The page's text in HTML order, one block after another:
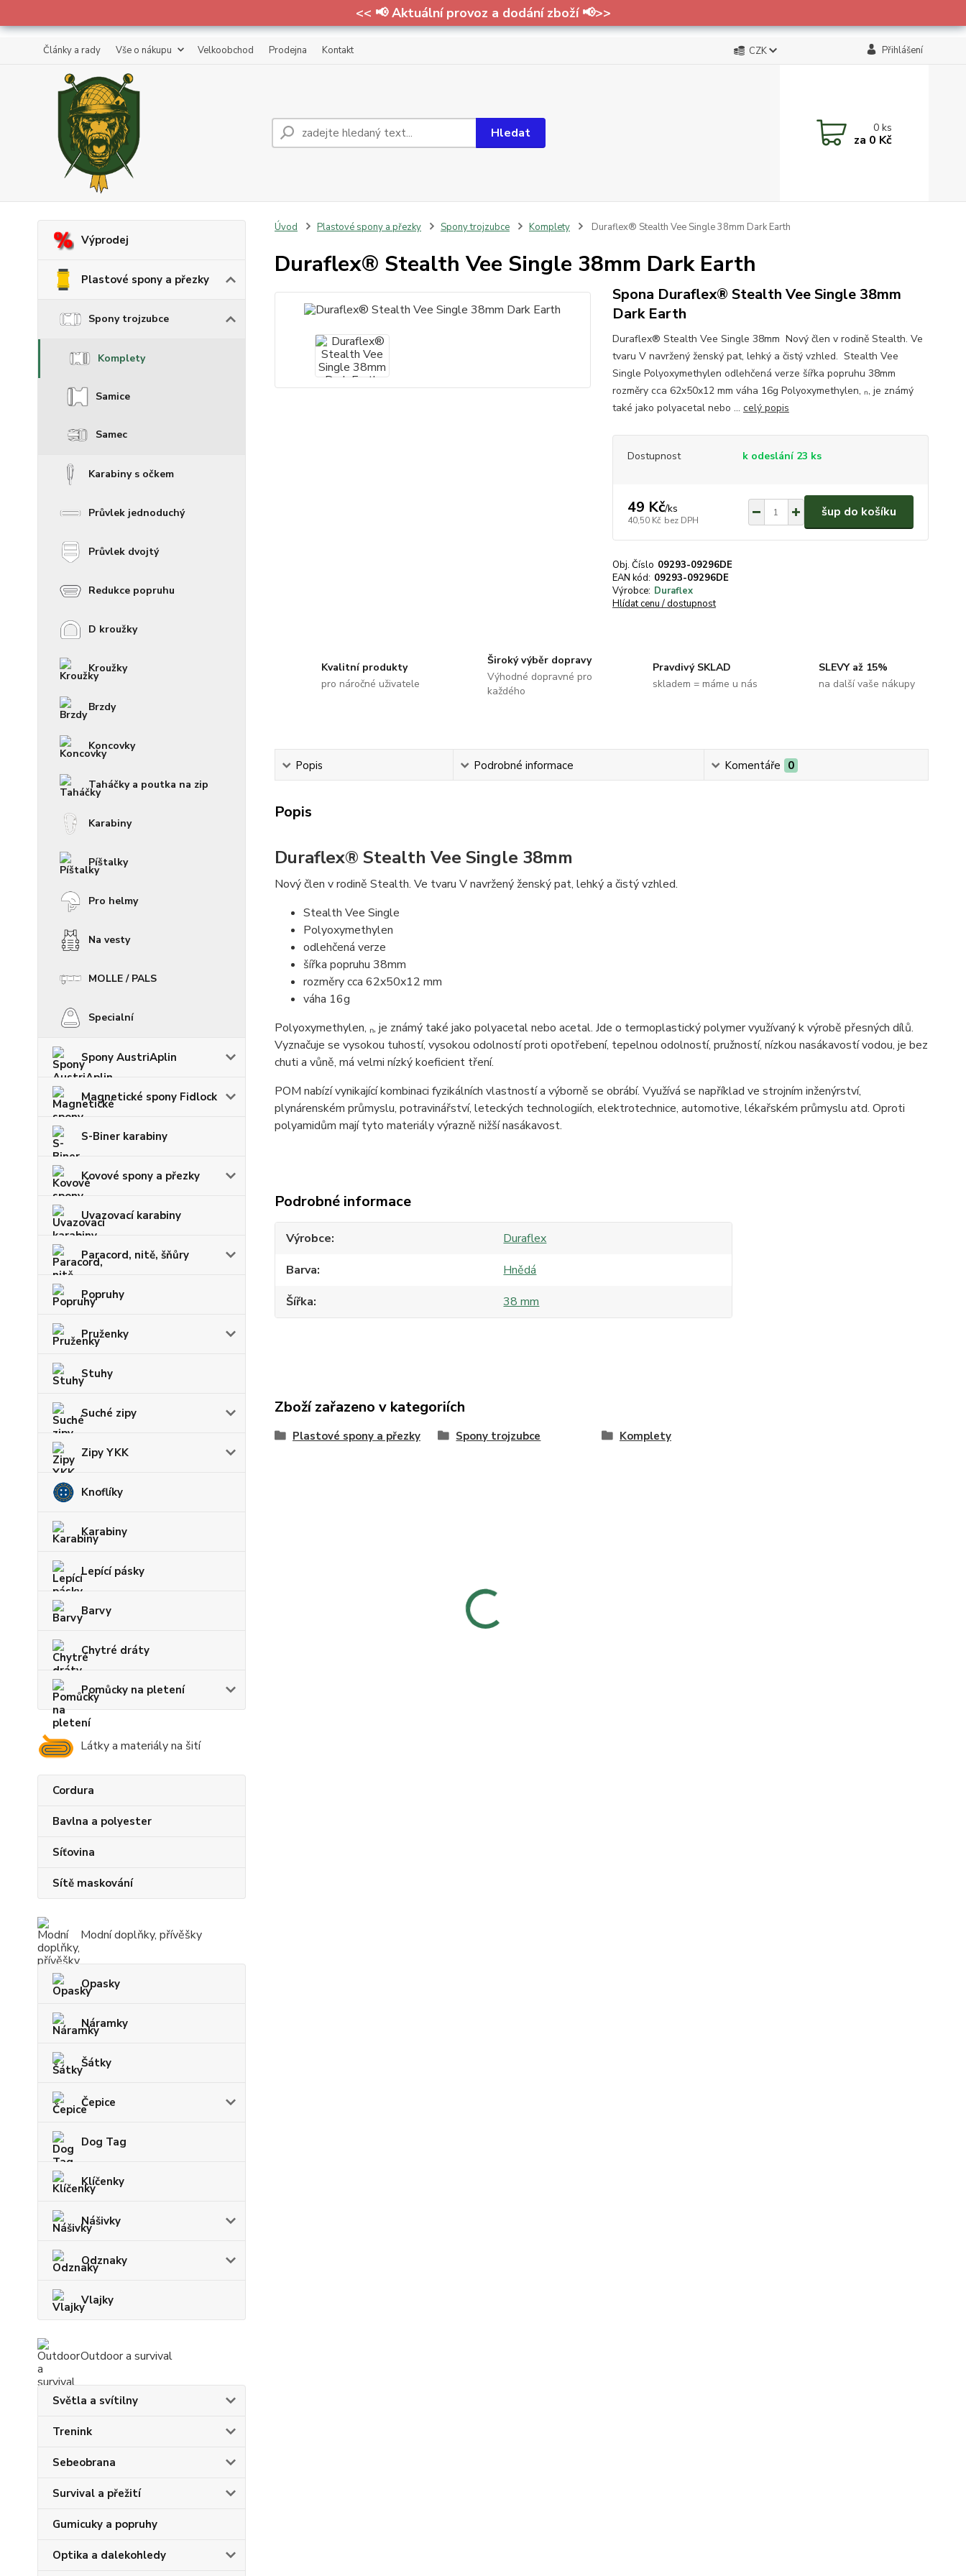
<< 📢 Aktuální provoz a dodání zboží 📢>>
Články a rady Vše o nákupu Velkoobchod Prodejna Kontakt CZK Přihlášení
Hledat 0ks
za 0 Kč
Výprodej
Plastové spony a přezky
Spony trojzubce
Komplety
Samice
Samec
Karabiny s očkem
Průvlek jednoduchý
Průvlek dvojtý
Redukce popruhu
D kroužky
Kroužky
Brzdy
Koncovky
Taháčky a poutka na zip
Karabiny
Píštalky
Pro helmy
Na vesty
MOLLE / PALS
Specialní
Spony AustriAplin
Magnetické spony Fidlock
S-Biner karabiny
Kovové spony a přezky
Uvazovací karabiny
Paracord, nitě, šňůry
Popruhy
Pruženky
Stuhy
Suché zipy
Zipy YKK
Knoflíky
Karabiny
Lepící pásky
Barvy
Chytré dráty
Pomůcky na pletení
Látky a materiály na šití
Cordura
Bavlna a polyester
Síťovina
Sítě maskování
Modní doplňky, přívěšky
Opasky
Náramky
Šátky
Čepice
Dog Tag
Klíčenky
Nášivky
Odznaky
Vlajky
Outdoor a survival
Světla a svítilny
Trenink
Sebeobrana
Survival a přežití
Gumicuky a popruhy
Optika a dalekohledy
Úvod Plastové spony a přezky Spony trojzubce Komplety Duraflex® Stealth Vee Single 38mm Dark Earth
Duraflex® Stealth Vee Single 38mm Dark Earth
Spona Duraflex® Stealth Vee Single 38mm
Dark Earth
Duraflex® Stealth Vee Single 38mm Nový člen v rodině Stealth. Ve
tvaru V navržený ženský pat, lehký a čistý vzhled. Stealth Vee
Single Polyoxymethylen odlehčená verze šířka popruhu 38mm
rozměry cca 62x50x12 mm váha 16g Polyoxymethylen, ₙ, je známý
také jako polyacetal nebo ... celý popis
Dostupnost k odeslání 23 ks
49 Kč/ks
40,50 Kč bez DPH
šup do košíku
Obj. Číslo 09293-09296DE
EAN kód: 09293-09296DE
Výrobce: Duraflex
Hlídat cenu / dostupnost
Kvalitní produkty
pro náročné uživatele
Široký výběr dopravy
Výhodné dopravné pro
každého
Pravdivý SKLAD
skladem = máme u nás
SLEVY až 15%
na další vaše nákupy
Popis Podrobné informace Komentáře 0
Popis
Duraflex® Stealth Vee Single 38mm
Nový člen v rodině Stealth. Ve tvaru V navržený ženský pat, lehký a čistý vzhled.
Stealth Vee Single
Polyoxymethylen
odlehčená verze
šířka popruhu 38mm
rozměry cca 62x50x12 mm
váha 16g
Polyoxymethylen, ₙ, je známý také jako polyacetal nebo acetal. Jde o termoplastický polymer využívaný k výrobě přesných dílů.
Vyznačuje se vysokou tuhostí, vysokou odolností proti opotřebení, tepelnou odolností, pružností, nízkou nasákavostí vodou, je bez
chuti a vůně, má velmi nízký koeficient tření.
POM nabízí vynikající kombinaci fyzikálních vlastností a výborně se obrábí. Využívá se například ve strojním inženýrství,
plynárenském průmyslu, potravinářství, leteckých technologiích, elektrotechnice, automotive, lékařském průmyslu atd. Oproti
polyamidům mají tyto materiály výrazně nižší nasákavost.
Podrobné informace
Výrobce
Duraflex
Barva
Hnědá
Šířka
38 mm
Zboží zařazeno v kategoriích
Plastové spony a přezky Spony trojzubce Komplety